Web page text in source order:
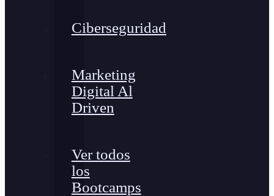
Ciberseguridad
Marketing
Digital Al
Driven
Ver todos
los
Bootcamps